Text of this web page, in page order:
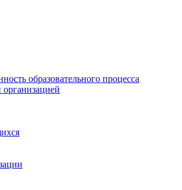
образовательного процесса
организацией